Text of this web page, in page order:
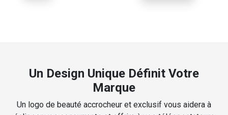
Un Design Unique Définit Votre
Marque
Un logo de beauté accrocheur et exclusif vous aidera à